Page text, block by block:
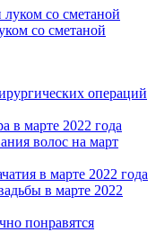
со сметаной
операций
в марте 2022 года
волос на март
в марте 2022 года
в марте 2022
понравятся